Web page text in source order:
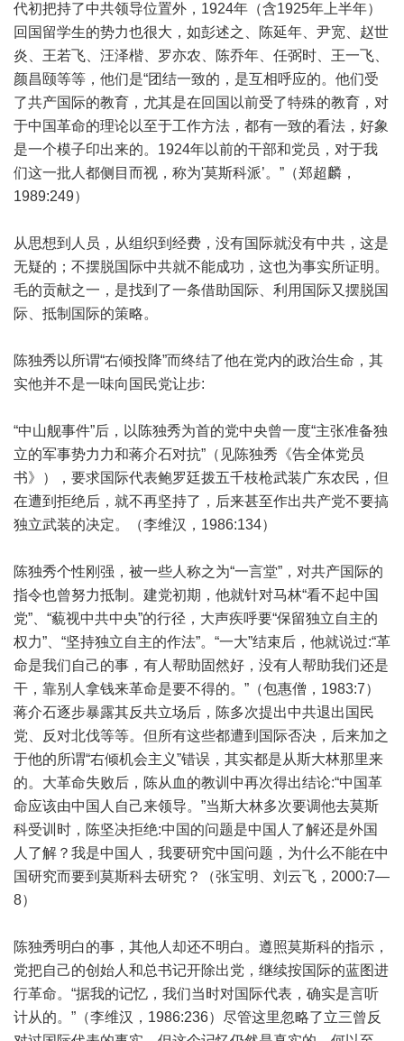
代初把持了中共领导位置外，1924年（含1925年上半年）
回国留学生的势力也很大，如彭述之、陈延年、尹宽、赵世
炎、王若飞、汪泽楷、罗亦农、陈乔年、任弼时、王一飞、
颜昌颐等等，他们是“团结一致的，是互相呼应的。他们受
了共产国际的教育，尤其是在回国以前受了特殊的教育，对
于中国革命的理论以至于工作方法，都有一致的看法，好象
是一个模子印出来的。1924年以前的干部和党员，对于我
们这一批人都侧目而视，称为'莫斯科派’。”（郑超麟，
1989:249）
从思想到人员，从组织到经费，没有国际就没有中共，这是
无疑的；不摆脱国际中共就不能成功，这也为事实所证明。
毛的贡献之一，是找到了一条借助国际、利用国际又摆脱国
际、抵制国际的策略。
陈独秀以所谓“右倾投降”而终结了他在党内的政治生命，其
实他并不是一味向国民党让步:
“中山舰事件”后，以陈独秀为首的党中央曾一度“主张准备独
立的军事势力力和蒋介石对抗”（见陈独秀《告全体党员
书》），要求国际代表鲍罗廷拨五千枝枪武装广东农民，但
在遭到拒绝后，就不再坚持了，后来甚至作出共产党不要搞
独立武装的决定。（李维汉，1986:134）
陈独秀个性刚强，被一些人称之为“一言堂”，对共产国际的
指令也曾努力抵制。建党初期，他就针对马林“看不起中国
党”、“藐视中共中央”的行径，大声疾呼要“保留独立自主的
权力”、“坚持独立自主的作法”。“一大”结束后，他就说过:“革
命是我们自己的事，有人帮助固然好，没有人帮助我们还是
干，靠别人拿钱来革命是要不得的。”（包惠僧，1983:7）
蒋介石逐步暴露其反共立场后，陈多次提出中共退出国民
党、反对北伐等等。但所有这些都遭到国际否决，后来加之
于他的所谓“右倾机会主义”错误，其实都是从斯大林那里来
的。大革命失败后，陈从血的教训中再次得出结论:“中国革
命应该由中国人自己来领导。”当斯大林多次要调他去莫斯
科受训时，陈坚决拒绝:中国的问题是中国人了解还是外国
人了解？我是中国人，我要研究中国问题，为什么不能在中
国研究而要到莫斯科去研究？（张宝明、刘云飞，2000:7—
8）
陈独秀明白的事，其他人却还不明白。遵照莫斯科的指示，
党把自己的创始人和总书记开除出党，继续按国际的蓝图进
行革命。“据我的记忆，我们当时对国际代表，确实是言听
计从的。”（李维汉，1986:236）尽管这里忽略了立三曾反